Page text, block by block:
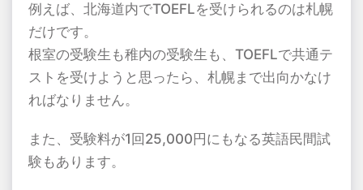
例えば、北海道内でTOEFLを受けられるのは札幌
だけです。
根室の受験生も稚内の受験生も、 TOEFLで共通テ
ストを受けようと思ったら、札幌まで出向かなけ
ればなりません。
また、受験料が1 回 25,000 円にもなる英語民間試
験もあります。